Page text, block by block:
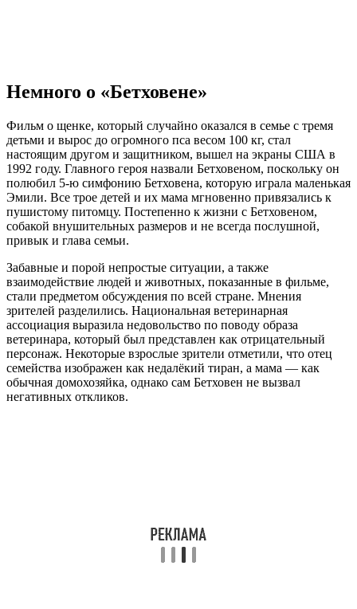
Немного о «Бетховене»
Фильм о щенке, который случайно оказался в семье с тремя
детьми и вырос до огромного пса весом 100 кг, стал
настоящим другом и защитником, вышел на экраны США в
1992 году. Главного героя назвали Бетховеном, поскольку он
полюбил 5-ю симфонию Бетховена, которую играла маленькая
Эмили. Все трое детей и их мама мгновенно привязались к
пушистому питомцу. Постепенно к жизни с Бетховеном,
собакой внушительных размеров и не всегда послушной,
привык и глава семьи.
Забавные и порой непростые ситуации, а также
взаимодействие людей и животных, показанные в фильме,
стали предметом обсуждения по всей стране. Мнения
зрителей разделились. Национальная ветеринарная
ассоциация выразила недовольство по поводу образа
ветеринара, который был представлен как отрицательный
персонаж. Некоторые взрослые зрители отметили, что отец
семейства изображен как недалёкий тиран, а мама — как
обычная домохозяйка, однако сам Бетховен не вызвал
негативных откликов.